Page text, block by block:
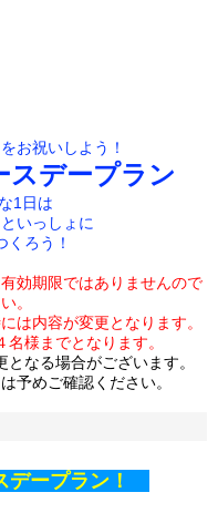
お祝いしよう！
スデープラン
1日は
いっしょに
くろう！
効期限ではありませんので
。
は内容が変更となります。
様までとなります。
なる場合がございます。
予めご確認ください。
デープラン！